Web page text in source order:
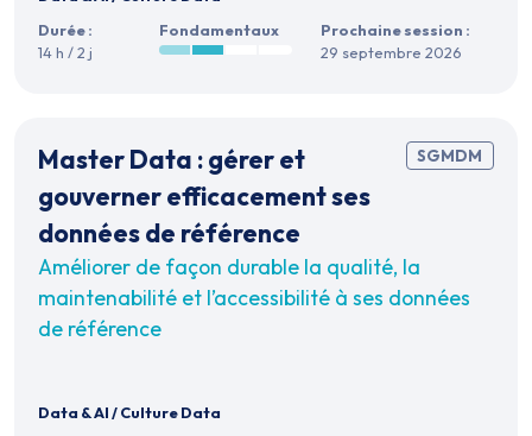
Durée :
14 h / 2 j
Fondamentaux
Prochaine session :
29 septembre 2026
SGMDM
Master Data : gérer et
gouverner efficacement ses
données de référence
Améliorer de façon durable la qualité, la
maintenabilité et l’accessibilité à ses données
de référence
Data & AI/Culture Data